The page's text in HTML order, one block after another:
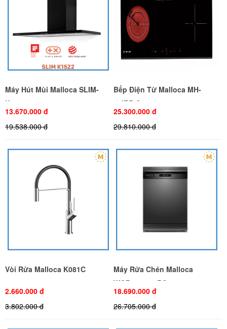
Máy Hút Mùi Malloca SLIM-
K1522
13.670.000 đ
19.538.000 đ
Bếp Điện Từ Malloca MH-
03IRB S
25.300.000 đ
29.810.000 đ
Vòi Rửa Malloca K081C
2.660.000 đ
3.802.000 đ
Máy Rửa Chén Malloca
WQP12-7635BS
18.690.000 đ
26.705.000 đ